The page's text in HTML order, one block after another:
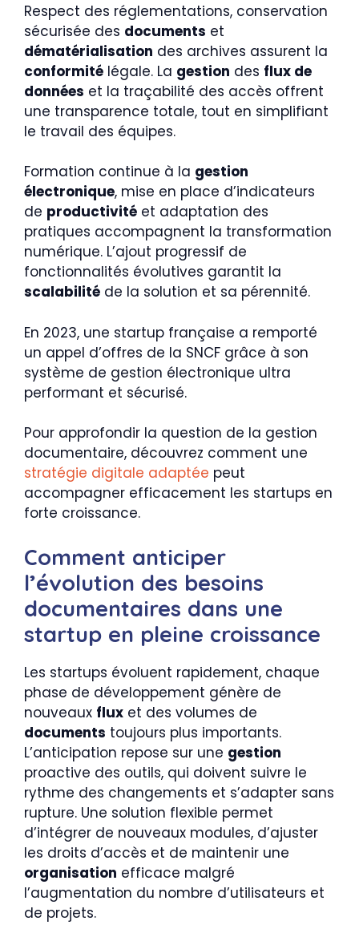
Respect des réglementations, conservation
sécurisée des documents et
dématérialisation des archives assurent la
conformité légale. La gestion des flux de
données et la traçabilité des accès offrent
une transparence totale, tout en simplifiant
le travail des équipes.
Formation continue à la gestion
électronique, mise en place d’indicateurs
de productivité et adaptation des
pratiques accompagnent la transformation
numérique. L’ajout progressif de
fonctionnalités évolutives garantit la
scalabilité de la solution et sa pérennité.
En 2023, une startup française a remporté
un appel d’offres de la SNCF grâce à son
système de gestion électronique ultra
performant et sécurisé.
Pour approfondir la question de la gestion
documentaire, découvrez comment une
stratégie digitale adaptée peut
accompagner efficacement les startups en
forte croissance.
Comment anticiper
l’évolution des besoins
documentaires dans une
startup en pleine croissance
Les startups évoluent rapidement, chaque
phase de développement génère de
nouveaux flux et des volumes de
documents toujours plus importants.
L’anticipation repose sur une gestion
proactive des outils, qui doivent suivre le
rythme des changements et s’adapter sans
rupture. Une solution flexible permet
d’intégrer de nouveaux modules, d’ajuster
les droits d’accès et de maintenir une
organisation efficace malgré
l’augmentation du nombre d’utilisateurs et
de projets.